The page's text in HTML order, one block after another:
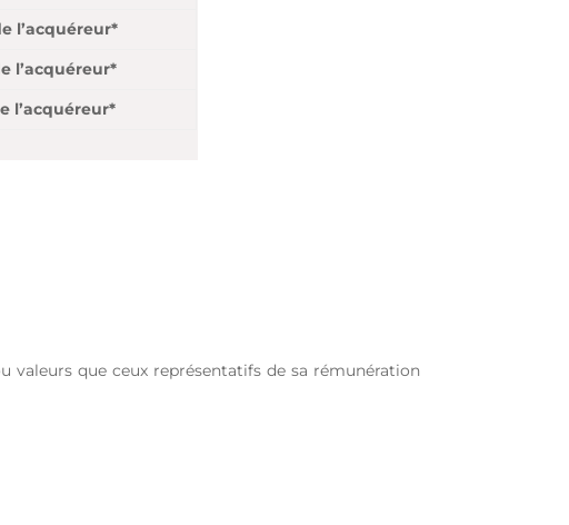
l’acquéreur*
l’acquéreur*
l’acquéreur*
valeurs que ceux représentatifs de sa rémunération